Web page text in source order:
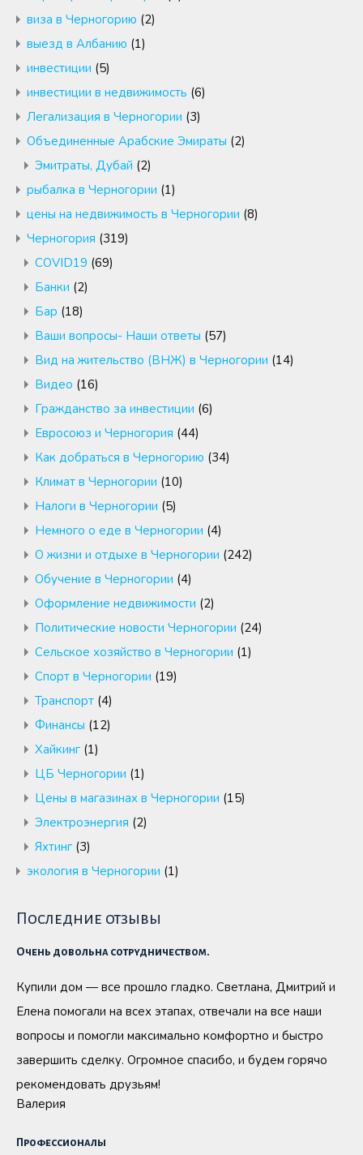
виза в Черногорию (2)
выезд в Албанию (1)
инвестиции (5)
инвестиции в недвижимость (6)
Легализация в Черногории (3)
Объединенные Арабские Эмираты (2)
Эмитраты, Дубай (2)
рыбалка в Черногории (1)
цены на недвижимость в Черногории (8)
Черногория (319)
COVID19 (69)
Банки (2)
Бар (18)
Ваши вопросы- Наши ответы (57)
Вид на жительство (ВНЖ) в Черногории (14)
Видео (16)
Гражданство за инвестиции (6)
Евросоюз и Черногория (44)
Как добраться в Черногорию (34)
Климат в Черногории (10)
Налоги в Черногории (5)
Немного о еде в Черногории (4)
О жизни и отдыхе в Черногории (242)
Обучение в Черногории (4)
Оформление недвижимости (2)
Политические новости Черногории (24)
Сельское хозяйство в Черногории (1)
Спорт в Черногории (19)
Транспорт (4)
Финансы (12)
Хайкинг (1)
ЦБ Черногории (1)
Цены в магазинах в Черногории (15)
Электроэнергия (2)
Яхтинг (3)
экология в Черногории (1)
Последние отзывы
Очень довольна сотрудничеством.
Купили дом — все прошло гладко. Светлана, Дмитрий и
Елена помогали на всех этапах, отвечали на все наши
вопросы и помогли максимально комфортно и быстро
завершить сделку. Огромное спасибо, и будем горячо
рекомендовать друзьям!
Валерия
Профессионалы